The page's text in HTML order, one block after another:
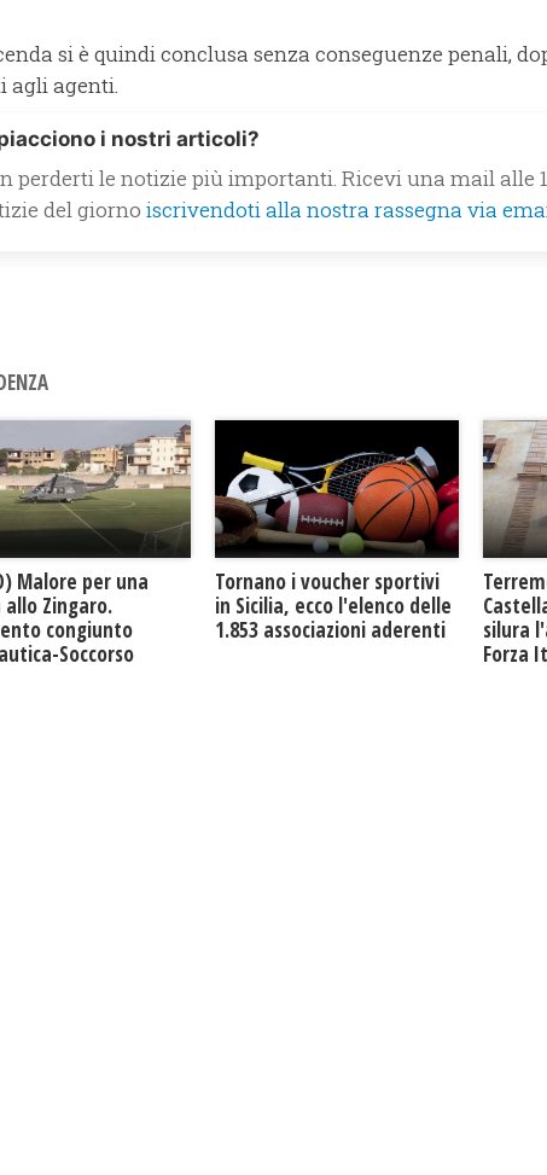
si è quindi conclusa senza conseguenze penali,
agli agenti.
i nostri articoli?
perderti le notizie più importanti. Ricevi una mail alle
del giorno iscrivendoti alla nostra rassegna via
Malore per una
allo Zingaro.
congiunto
Soccorso
Tornano i voucher sportivi
in Sicilia, ecco l'elenco delle
1.853 associazioni aderenti
silura
Forza